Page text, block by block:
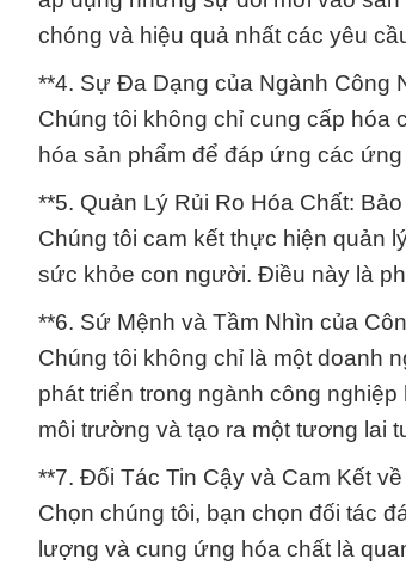
chóng và hiệu quả nhất các yêu
**4. Sự Đa Dạng của Ngành Công
Chúng tôi không chỉ cung cấp hóa
hóa sản phẩm để đáp ứng các
**5. Quản Lý Rủi Ro Hóa Chất:
Chúng tôi cam kết thực hiện quản
sức khỏe con người. Điều này là
**6. Sứ Mệnh và Tầm Nhìn của
Chúng tôi không chỉ là một doanh
phát triển trong ngành công
môi trường và tạo ra một tương lai
**7. Đối Tác Tin Cậy và Cam Kết
Chọn chúng tôi, bạn chọn đối tác
lượng và cung ứng hóa chất là